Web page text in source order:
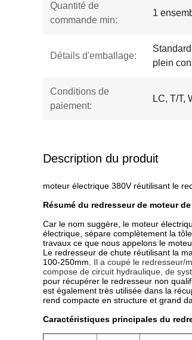
Quantité de
commande min:
1
Détails d'emballage:
plein
Conditions de
paiement:
LC, T/T,
Description du produit
moteur électrique 380V réutilisant le
Résumé du redresseur de moteur
Car le nom suggère, le moteur
électrique, sépare complètement la
travaux ce que nous appelons le
Le redresseur de chute réutilisant la
100-250mm. Il a coupé le redresseur/
compose de circuit hydraulique, de
pour récupérer le redresseur non
est également très utilisée dans la
rend compacte en structure et grand
Caractéristiques principales du